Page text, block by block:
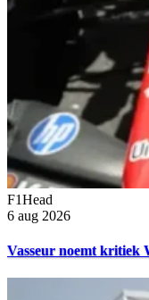
F1Head
6 aug 2026
Vasseur noemt kritiek